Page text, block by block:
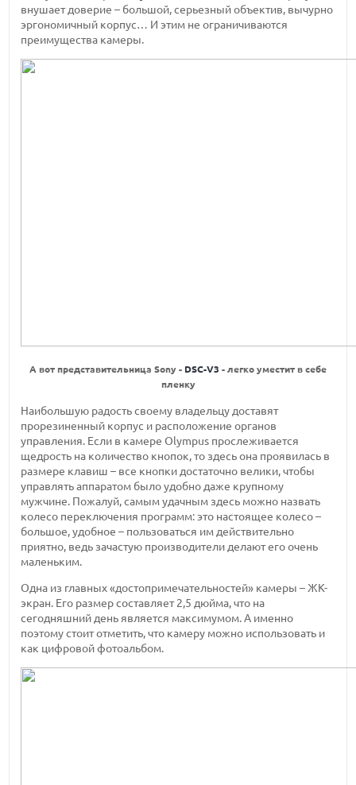
внушает доверие – большой, серьезный объектив, вычурно
эргономичный корпус… И этим не ограничиваются
преимущества камеры.
А вот представительница Sony - DSC-V3 - легко уместит в себе
пленку
Наибольшую радость своему владельцу доставят
прорезиненный корпус и расположение органов
управления. Если в камере Olympus прослеживается
щедрость на количество кнопок, то здесь она проявилась в
размере клавиш – все кнопки достаточно велики, чтобы
управлять аппаратом было удобно даже крупному
мужчине. Пожалуй, самым удачным здесь можно назвать
колесо переключения программ: это настоящее колесо –
большое, удобное – пользоваться им действительно
приятно, ведь зачастую производители делают его очень
маленьким.
Одна из главных «достопримечательностей» камеры – ЖК-
экран. Его размер составляет 2,5 дюйма, что на
сегодняшний день является максимумом. А именно
поэтому стоит отметить, что камеру можно использовать и
как цифровой фотоальбом.